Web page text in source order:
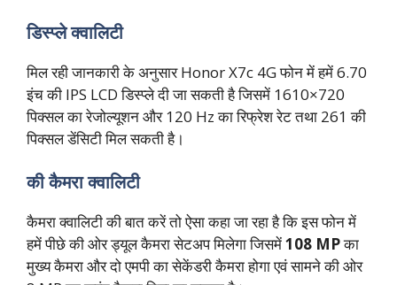
डिस्प्ले क्वालिटी
मिल रही जानकारी के अनुसार Honor X7c 4G फोन में हमें 6.70
इंच की IPS LCD डिस्प्ले दी जा सकती है जिसमें 1610×720
पिक्सल का रेजोल्यूशन और 120 Hz का रिफ्रेश रेट तथा 261 की
पिक्सल डेंसिटी मिल सकती है।
की कैमरा क्वालिटी
कैमरा क्वालिटी की बात करें तो ऐसा कहा जा रहा है कि इस फोन में
हमें पीछे की ओर ड्यूल कैमरा सेटअप मिलेगा जिसमें108 MPका
मुख्य कैमरा और दो एमपी का सेकेंडरी कैमरा होगा एवं सामने की ओर